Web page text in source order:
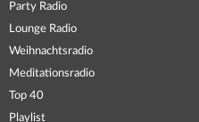
Party Radio
Lounge Radio
Weihnachtsradio
Meditationsradio
Top 40
Playlist